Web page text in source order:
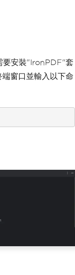
要安裝"IronPDF"套
窗口並輸入以下命